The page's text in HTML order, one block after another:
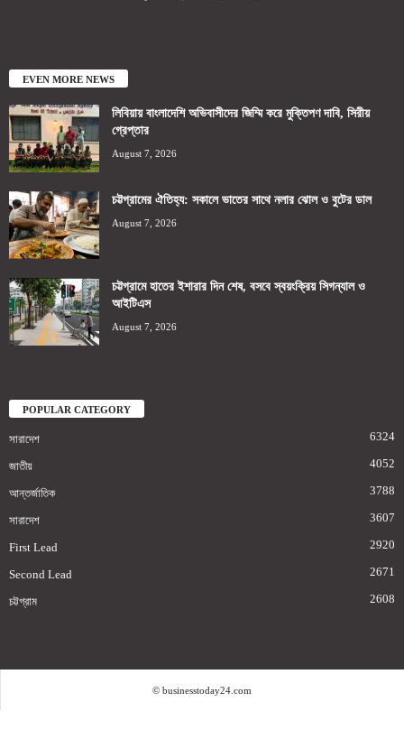
EVEN MORE NEWS
লিবিয়ায় বাংলাদেশি অভিবাসীদের জিম্মি করে মুক্তিপণ দাবি, সিরীয়
গ্রেপ্তার
August 7, 2026
চট্টগ্রামের ঐতিহ্য: সকালে ভাতের সাথে নলার ঝোল ও বুটের ডাল
August 7, 2026
চট্টগ্রামে হাতের ইশারার দিন শেষ, বসবে স্বয়ংক্রিয় সিগন্যাল ও
আইটিএস
August 7, 2026
POPULAR CATEGORY
সারাদেশ 6324
জাতীয় 4052
আন্তর্জাতিক 3788
সারাদেশ 3607
First Lead 2920
Second Lead 2671
চট্টগ্রাম 2608
© businesstoday24.com